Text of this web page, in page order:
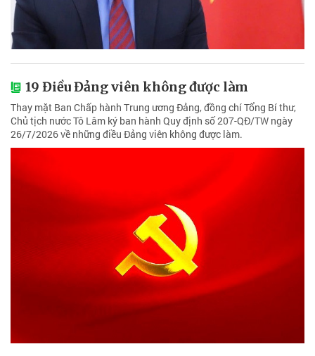
19 Điều Đảng viên không được làm
Thay mặt Ban Chấp hành Trung ương Đảng, đồng chí Tổng Bí thư,
Chủ tịch nước Tô Lâm ký ban hành Quy định số 207-QĐ/TW ngày
26/7/2026 về những điều Đảng viên không được làm.